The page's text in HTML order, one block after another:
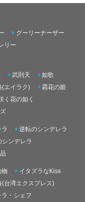
グーリーナーザー
リー
武則天
如歌
(エイラク)
霜花の姫
く花の如く
逆転のシンデレラ
シンデレラ
物
イタズラなKiss
(台湾エクスプレス)
ラ・シェフ